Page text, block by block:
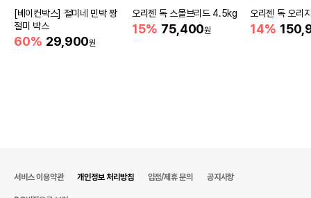
[베이컨박스] 절미네 민박 짱
절미 박스
60% 29,900원
오리젠 독 스몰브리드 4.5kg
15% 75,400원
오리젠 독 오리
14%
서비스 이용약관 개인정보 처리방침 입점/제휴 문의 공지사항